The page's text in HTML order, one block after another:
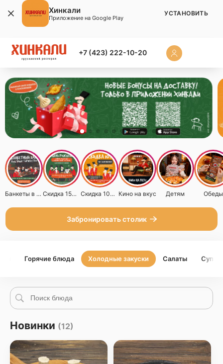
+7 (423) 222-10-20
Банкеты в Хинкали на Светланской! Скидка 15% в День рождения Скидка 10% на самовывоз Кино на вкус Детям Обеды
Забронировать столик
Горячие блюда Холодные закуски Салаты Супы
Новинки (12)
Хинкали
Приложение на Google Play
УСТАНОВИТЬ